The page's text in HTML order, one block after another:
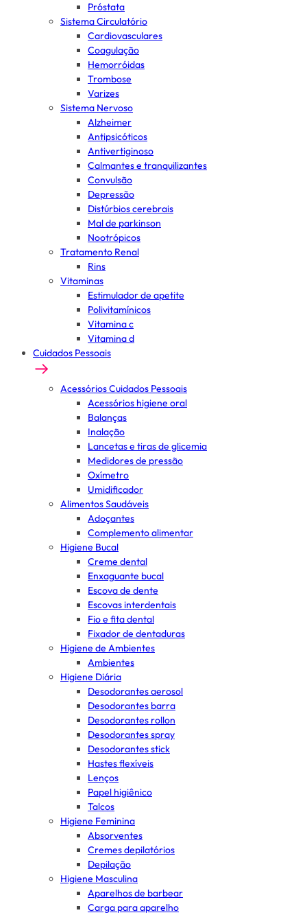
Próstata
Sistema Circulatório
Cardiovasculares
Coagulação
Hemorróidas
Trombose
Varizes
Sistema Nervoso
Alzheimer
Antipsicóticos
Antivertiginoso
Calmantes e tranquilizantes
Convulsão
Depressão
Distúrbios cerebrais
Mal de parkinson
Nootrópicos
Tratamento Renal
Rins
Vitaminas
Estimulador de apetite
Polivitamínicos
Vitamina c
Vitamina d
Cuidados Pessoais
Acessórios Cuidados Pessoais
Acessórios higiene oral
Balanças
Inalação
Lancetas e tiras de glicemia
Medidores de pressão
Oxímetro
Umidificador
Alimentos Saudáveis
Adoçantes
Complemento alimentar
Higiene Bucal
Creme dental
Enxaguante bucal
Escova de dente
Escovas interdentais
Fio e fita dental
Fixador de dentaduras
Higiene de Ambientes
Ambientes
Higiene Diária
Desodorantes aerosol
Desodorantes barra
Desodorantes rollon
Desodorantes spray
Desodorantes stick
Hastes flexíveis
Lenços
Papel higiênico
Talcos
Higiene Feminina
Absorventes
Cremes depilatórios
Depilação
Higiene Masculina
Aparelhos de barbear
Carga para aparelho